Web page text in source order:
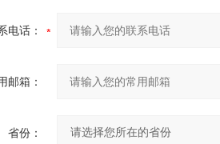
电话：
邮箱：
省份：